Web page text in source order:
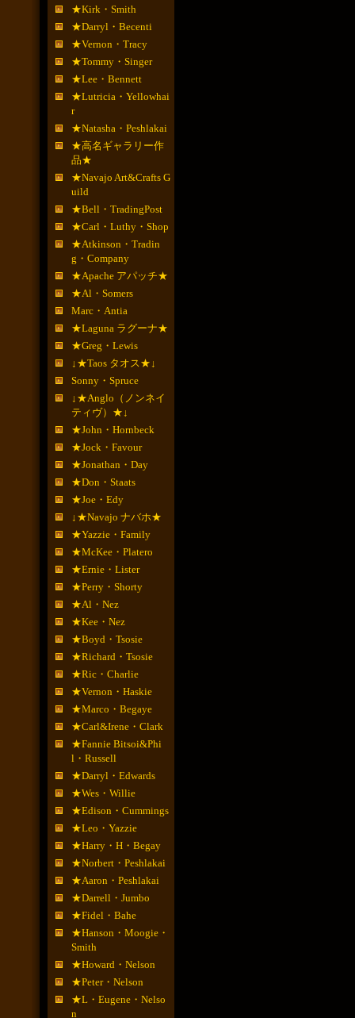
★Kirk・Smith
★Darryl・Becenti
★Vernon・Tracy
★Tommy・Singer
★Lee・Bennett
★Lutricia・Yellowhai
r
★Natasha・Peshlakai
★高名ギャラリー作
品★
★Navajo Art&Crafts G
uild
★Bell・TradingPost
★Carl・Luthy・Shop
★Atkinson・Tradin
g・Company
★Apache アパッチ★
★Al・Somers
Marc・Antia
★Laguna ラグーナ★
★Greg・Lewis
↓★Taos タオス★↓
Sonny・Spruce
↓★Anglo（ノンネイ
ティヴ）★↓
★John・Hornbeck
★Jock・Favour
★Jonathan・Day
★Don・Staats
★Joe・Edy
↓★Navajo ナバホ★
★Yazzie・Family
★McKee・Platero
★Ernie・Lister
★Perry・Shorty
★Al・Nez
★Kee・Nez
★Boyd・Tsosie
★Richard・Tsosie
★Ric・Charlie
★Vernon・Haskie
★Marco・Begaye
★Carl&Irene・Clark
★Fannie Bitsoi&Phi
l・Russell
★Darryl・Edwards
★Wes・Willie
★Edison・Cummings
★Leo・Yazzie
★Harry・H・Begay
★Norbert・Peshlakai
★Aaron・Peshlakai
★Darrell・Jumbo
★Fidel・Bahe
★Hanson・Moogie・
Smith
★Howard・Nelson
★Peter・Nelson
★L・Eugene・Nelso
n